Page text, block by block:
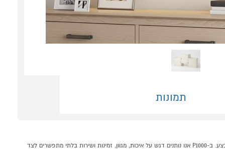
תמונות
כוורת לתלייה דגם שירה HIGHWOOD קונים אונליין בקטגוריית כוורות וכונניות במחלקת רהיטים לבית בP1000 - אתר קניות ישראלי בטוח, משתלם ונוח המציע מוצרים מומלצים במבצע. ב-P1000 אנו נותנים דגש על איכות, מגוון, זמינות ושירות בלתי מתפשרים לצד